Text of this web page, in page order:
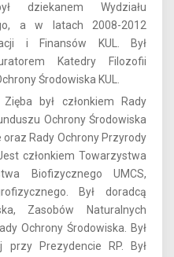
dziekanem Wydziału
a w latach 2008-2012
i Finansów KUL. Był
Katedry Filozofii
Środowiska KUL.
był członkiem Rady
Ochrony Środowiska
oraz Rady Ochrony Przyrody
członkiem Towarzystwa
Biofizycznego UMCS,
Był doradcą
Zasobów Naturalnych
Ochrony Środowiska. Był
przy Prezydencie RP. Był